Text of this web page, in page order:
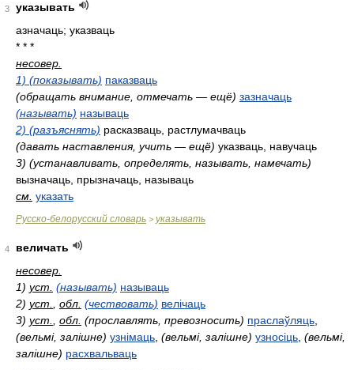
3
указывать
азначаць; указваць
* * *
несовер.
1) (показывать) паказваць
(обращать внимание, отмечать — ещё) зазначаць
(называть) называць
2) (разъяснять) расказваць, растлумачваць
(давать наставления, учить — ещё) указваць, навучаць
3) (устанавливать, определять, называть, намечать)
вызначаць, прызначаць, называць
см. указать
Русско-белорусский словарь > указывать
4
величать
несовер.
1) уст. (называть) называць
2) уст. обл. (чествовать) велічаць
3) уст. обл. (прославлять, превозносить) праслаўляць
(вельмі, залішне) узнімаць (вельмі, залішне) узносіць (вельмі,
залішне) расхвальваць